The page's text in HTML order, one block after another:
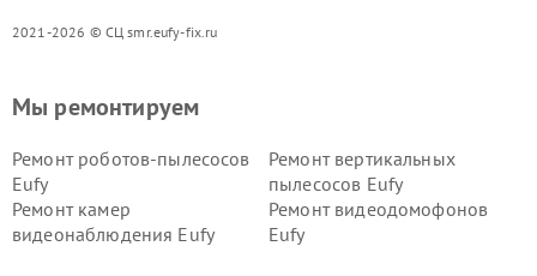
2021-2026 © СЦ smr.eufy-fix.ru
Мы ремонтируем
Ремонт роботов-пылесосов
Eufy
Ремонт вертикальных
пылесосов Eufy
Ремонт камер
видеонаблюдения Eufy
Ремонт видеодомофонов
Eufy